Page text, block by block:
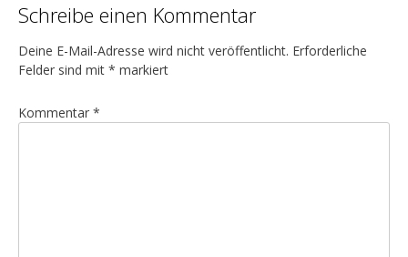
t
r
a
s
Schreibe einen Kommentar
Deine E-Mail-Adresse wird nicht veröffentlicht. Erforderliche
Felder sind mit * markiert
Kommentar *